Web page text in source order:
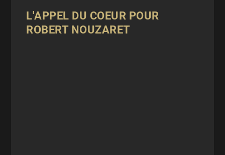
L'APPEL DU COEUR POUR
ROBERT NOUZARET